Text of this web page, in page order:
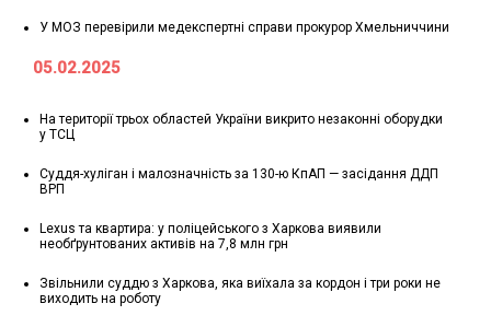
У МОЗ перевірили медекспертні справи прокурор Хмельниччини
05.02.2025
На території трьох областей України викрито незаконні оборудки
у ТСЦ
Суддя-хуліган і малозначність за 130-ю КпАП — засідання ДДП
ВРП
Lexus та квартира: у поліцейського з Харкова виявили
необґрунтованих активів на 7,8 млн грн
Звільнили суддю з Харкова, яка виїхала за кордон і три роки не
виходить на роботу